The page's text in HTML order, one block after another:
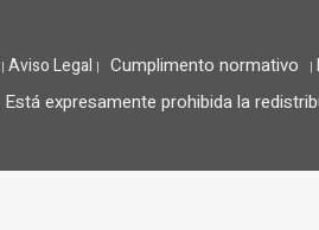
| Aviso Legal | Cumplimento normativo |
Está expresamente prohibida la